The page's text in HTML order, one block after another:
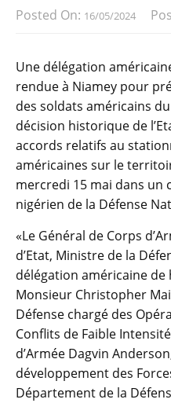
Posted On: 16/05/2024
Une délégation
rendue à Niamey pour
des soldats américains
décision historique de
accords relatifs au
américaines sur le
mercredi 15 mai dans un
nigérien de la Défense
«Le Général de Corps
d’Etat, Ministre de la
délégation américaine
Monsieur Christopher
Défense chargé des
Conflits de Faible
d’Armée Dagvin
développement des
Département de la